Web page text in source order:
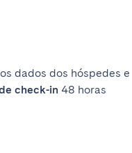
dados dos hóspedes e
check-in 48 horas